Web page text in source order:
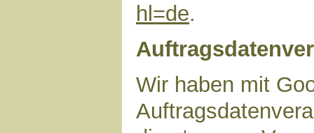
hl=de.
Wir haben mit